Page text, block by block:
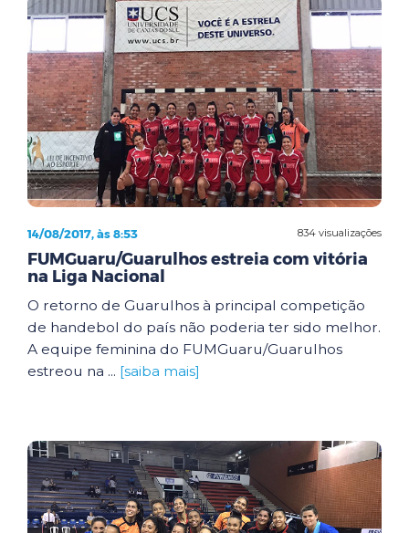
834 visualizações
14/08/2017, às 8:53
FUMGuaru/Guarulhos estreia com vitória
na Liga Nacional
O retorno de Guarulhos à principal competição
de handebol do país não poderia ter sido melhor.
A equipe feminina do FUMGuaru/Guarulhos
estreou na ... [saiba mais]